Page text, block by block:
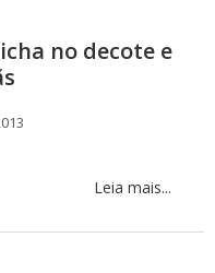
no decote e
Leia mais...